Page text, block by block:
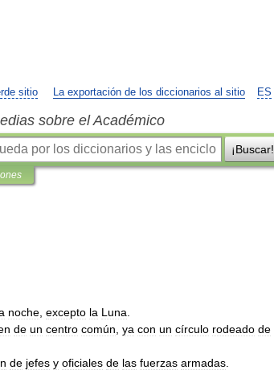
ES
sitio La exportación de los diccionarios al sitio
sobre el Académico
¡Buscar!
noche excepto la Luna
de un centro común ya con un círculo rodeado de
de jefes y oficiales de las fuerzas armadas